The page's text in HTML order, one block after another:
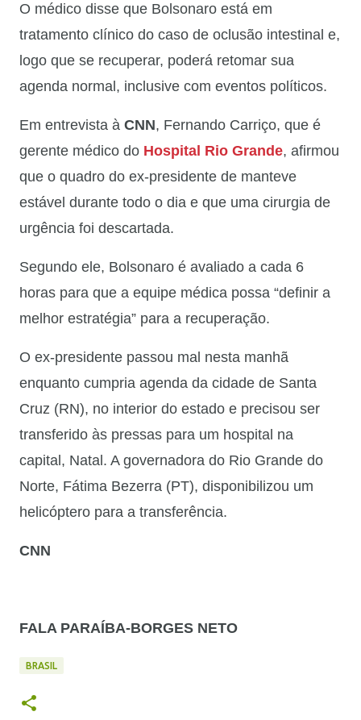
O médico disse que Bolsonaro está em
tratamento clínico do caso de oclusão intestinal e,
logo que se recuperar, poderá retomar sua
agenda normal, inclusive com eventos políticos.
Em entrevista à CNN, Fernando Carriço, que é
gerente médico do Hospital Rio Grande, afirmou
que o quadro do ex-presidente de manteve
estável durante todo o dia e que uma cirurgia de
urgência foi descartada.
Segundo ele, Bolsonaro é avaliado a cada 6
horas para que a equipe médica possa “definir a
melhor estratégia” para a recuperação.
O ex-presidente passou mal nesta manhã
enquanto cumpria agenda da cidade de Santa
Cruz (RN), no interior do estado e precisou ser
transferido às pressas para um hospital na
capital, Natal. A governadora do Rio Grande do
Norte, Fátima Bezerra (PT), disponibilizou um
helicóptero para a transferência.
CNN
FALA PARAÍBA-BORGES NETO
BRASIL